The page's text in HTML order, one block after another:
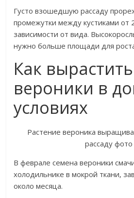
Густо взошедшую рассаду
промежутки между кустиками от
зависимости от вида.
нужно больше площади для
Как
вероники в
условиях
Растение вероника
рассаду фото
В феврале семена вероники
холодильнике в мокрой ткани,
около месяца.